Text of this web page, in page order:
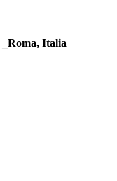
_Roma, Italia